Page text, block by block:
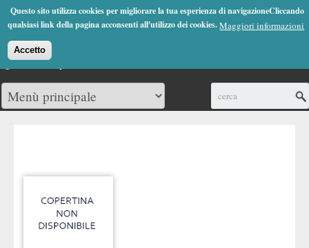
Questo sito utilizza cookies per migliorare la tua esperienza di navigazioneCliccando
qualsiasi link della pagina acconsenti all'utilizzo dei cookies.Maggiori informazioni
Accetto
Jump to Navigation
(0)